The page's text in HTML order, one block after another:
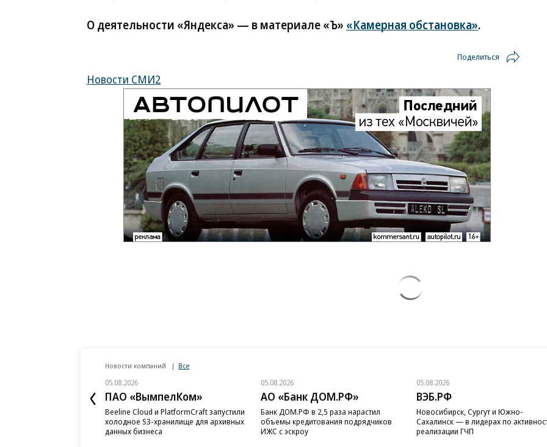
О деятельности «Яндекса» — в материале «Ъ» «Камерная обстановка».
Поделиться
Новости СМИ2
Новости компаний Все
05.08.2026
ПАО «ВымпелКом»
Beeline Cloud и PlatformCraft запустили
холодное S3-хранилище для архивных
данных бизнеса
05.08.2026
АО «Банк ДОМ.РФ»
Банк ДОМ.РФ в 2,5 раза нарастил
объемы кредитования подрядчиков
ИЖС с эскроу
05.08.2026
ВЭБ.РФ
Новосибирск, Сургут и Южно-
Сахалинск — в лидерах по
реализации ГЧП